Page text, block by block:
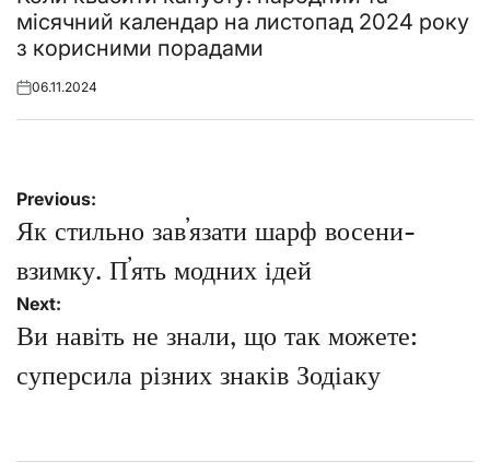
місячний календар на листопад 2024 року
з корисними порадами
Posted
06.11.2024
Навігація
записів
Previous:
Як стильно завʼязати шарф восени-
взимку. Пʼять модних ідей
Next:
Ви навіть не знали, що так можете:
суперсила різних знаків Зодіаку